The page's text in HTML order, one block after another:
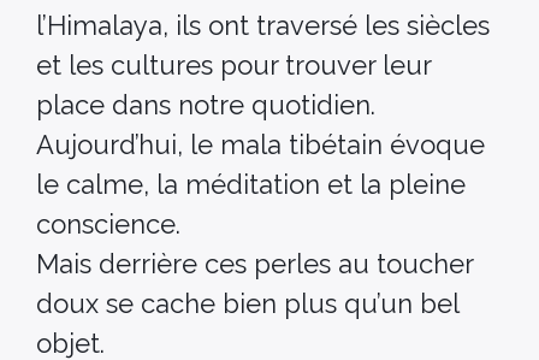
l’Himalaya, ils ont traversé les siècles
et les cultures pour trouver leur
place dans notre quotidien.
Aujourd’hui, le mala tibétain évoque
le calme, la méditation et la pleine
conscience.
Mais derrière ces perles au toucher
doux se cache bien plus qu’un bel
objet.